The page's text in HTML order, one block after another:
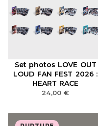
Set photos LOVE OUT
LOUD FAN FEST 2026 :
HEART RACE
24,00€